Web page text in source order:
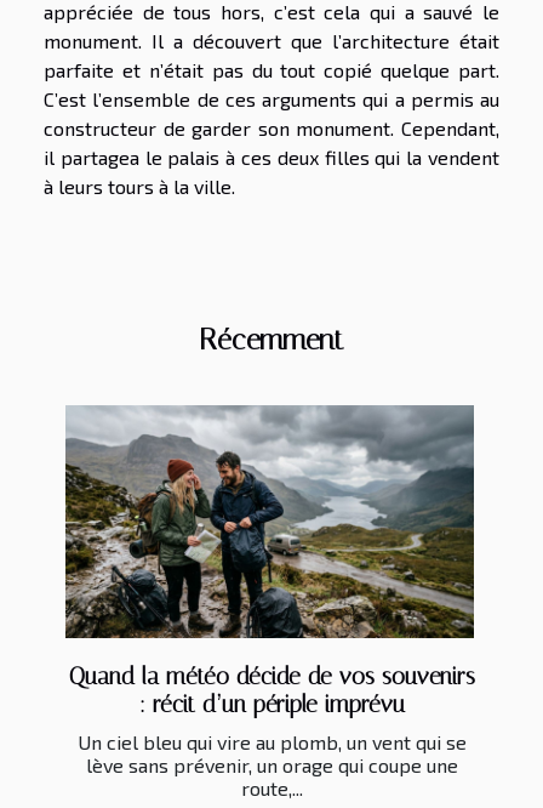
appréciée de tous hors, c’est cela qui a sauvé le
monument. Il a découvert que l’architecture était
parfaite et n’était pas du tout copié quelque part.
C’est l’ensemble de ces arguments qui a permis au
constructeur de garder son monument. Cependant,
il partagea le palais à ces deux filles qui la vendent
à leurs tours à la ville.
Récemment
Quand la météo décide de vos souvenirs
: récit d’un périple imprévu
Un ciel bleu qui vire au plomb, un vent qui se
lève sans prévenir, un orage qui coupe une
route,...